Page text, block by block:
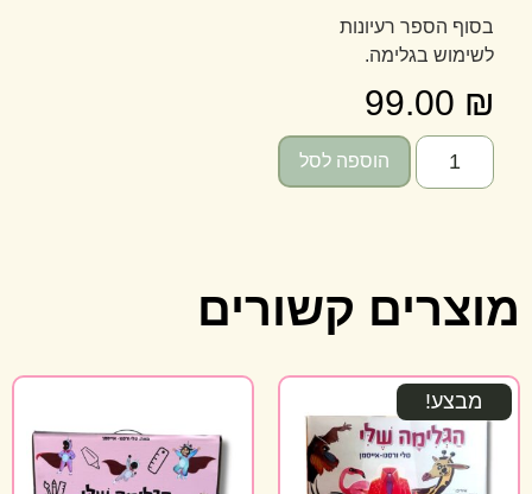
בסוף הספר רעיונות
לשימוש בגלימה.
99.00 ₪
הוספה לסל
מוצרים קשורים
מבצע!